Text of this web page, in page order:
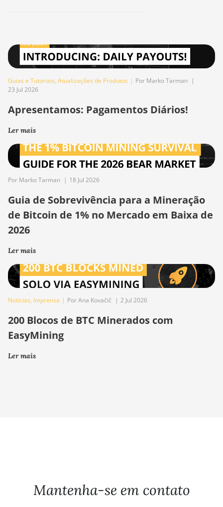
Guias e Tutoriais, Atualizações de Produtos | Por Marko Tarman |
23 Jul 2026
Apresentamos: Pagamentos Diários!
Ler mais
Por Marko Tarman | 18 Jul 2026
Guia de Sobrevivência para a Mineração
de Bitcoin de 1% no Mercado em Baixa de
2026
Ler mais
Notícias, Imprensa | Por Ana Kovačič | 2 Jul 2026
200 Blocos de BTC Minerados com
EasyMining
Ler mais
Mantenha-se em contato